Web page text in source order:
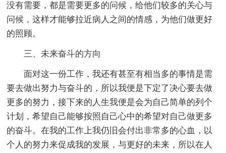
没有需要，都是需要更多的问候，给他们较多的关心与
问候，这样才能够拉近病人之间的情感，为他们做更好
的照顾。
三、未来奋斗的方向
面对这一份工作，我还有甚至有相当多的事情是需
要去做出努力与奋斗的，所以我便是下定了决心要去做
更多的努力，接下来的人生我便是会为自己简单的列个
计划，希望自己能够按照自己心中的希望对自己做更多
的奋斗。在我的工作上我仍旧会付出非常多的心血，以
个人的努力来促成我的发展，与更好的未来，所以在人